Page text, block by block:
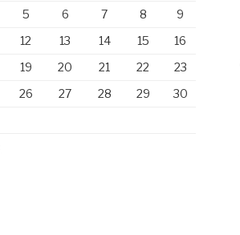
5 6 7 8
9
12 13 14 15
16
19 20 21 22
23
26 27 28 29
30